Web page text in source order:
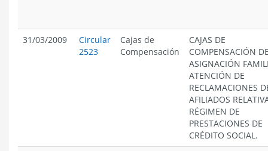
31/03/2009
Circular
2523
Cajas de
Compensación
CAJAS DE
COMPENSACIÓN
ASIGNACIÓN
ATENCIÓN DE
RECLAMACIONES
AFILIADOS
RÉGIMEN DE
PRESTACIONES DE
CRÉDITO SOCIAL.